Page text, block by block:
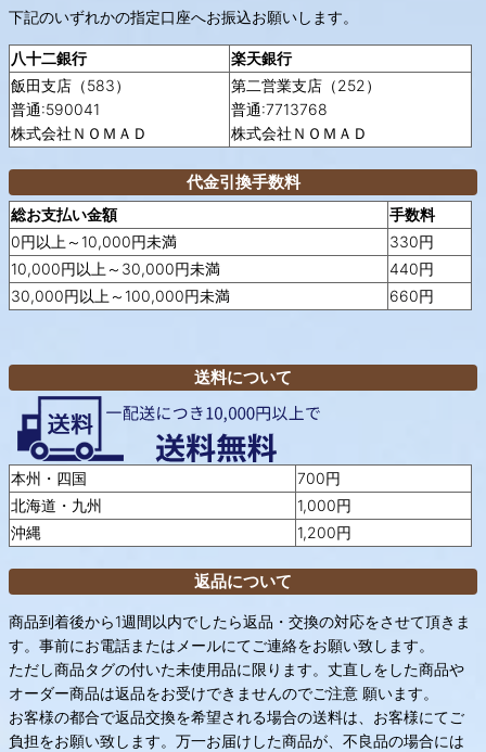
下記のいずれかの指定口座へお振込お願いします。
八十二銀行
楽天銀行
飯田支店（583）
普通:590041
株式会社ＮＯＭＡＤ
第二営業支店（252）
普通:7713768
株式会社ＮＯＭＡＤ
代金引換手数料
総お支払い金額
手数料
0円以上～10,000円未満
330円
10,000円以上～30,000円未満
440円
30,000円以上～100,000円未満
660円
送料について
本州・四国
700円
北海道・九州
1,000円
沖縄
1,200円
返品について
商品到着後から1週間以内でしたら返品・交換の対応をさせて頂きま
す。事前にお電話またはメールにてご連絡をお願い致します。
ただし商品タグの付いた未使用品に限ります。丈直しをした商品や
オーダー商品は返品をお受けできませんのでご注意 願います。
お客様の都合で返品交換を希望される場合の送料は、お客様にてご
負担をお願い致します。万一お届けした商品が、不良品の場合には